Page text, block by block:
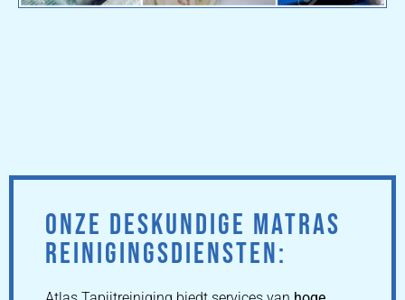
ONZE DESKUNDIGE MATRAS
REINIGINGSDIENSTEN: